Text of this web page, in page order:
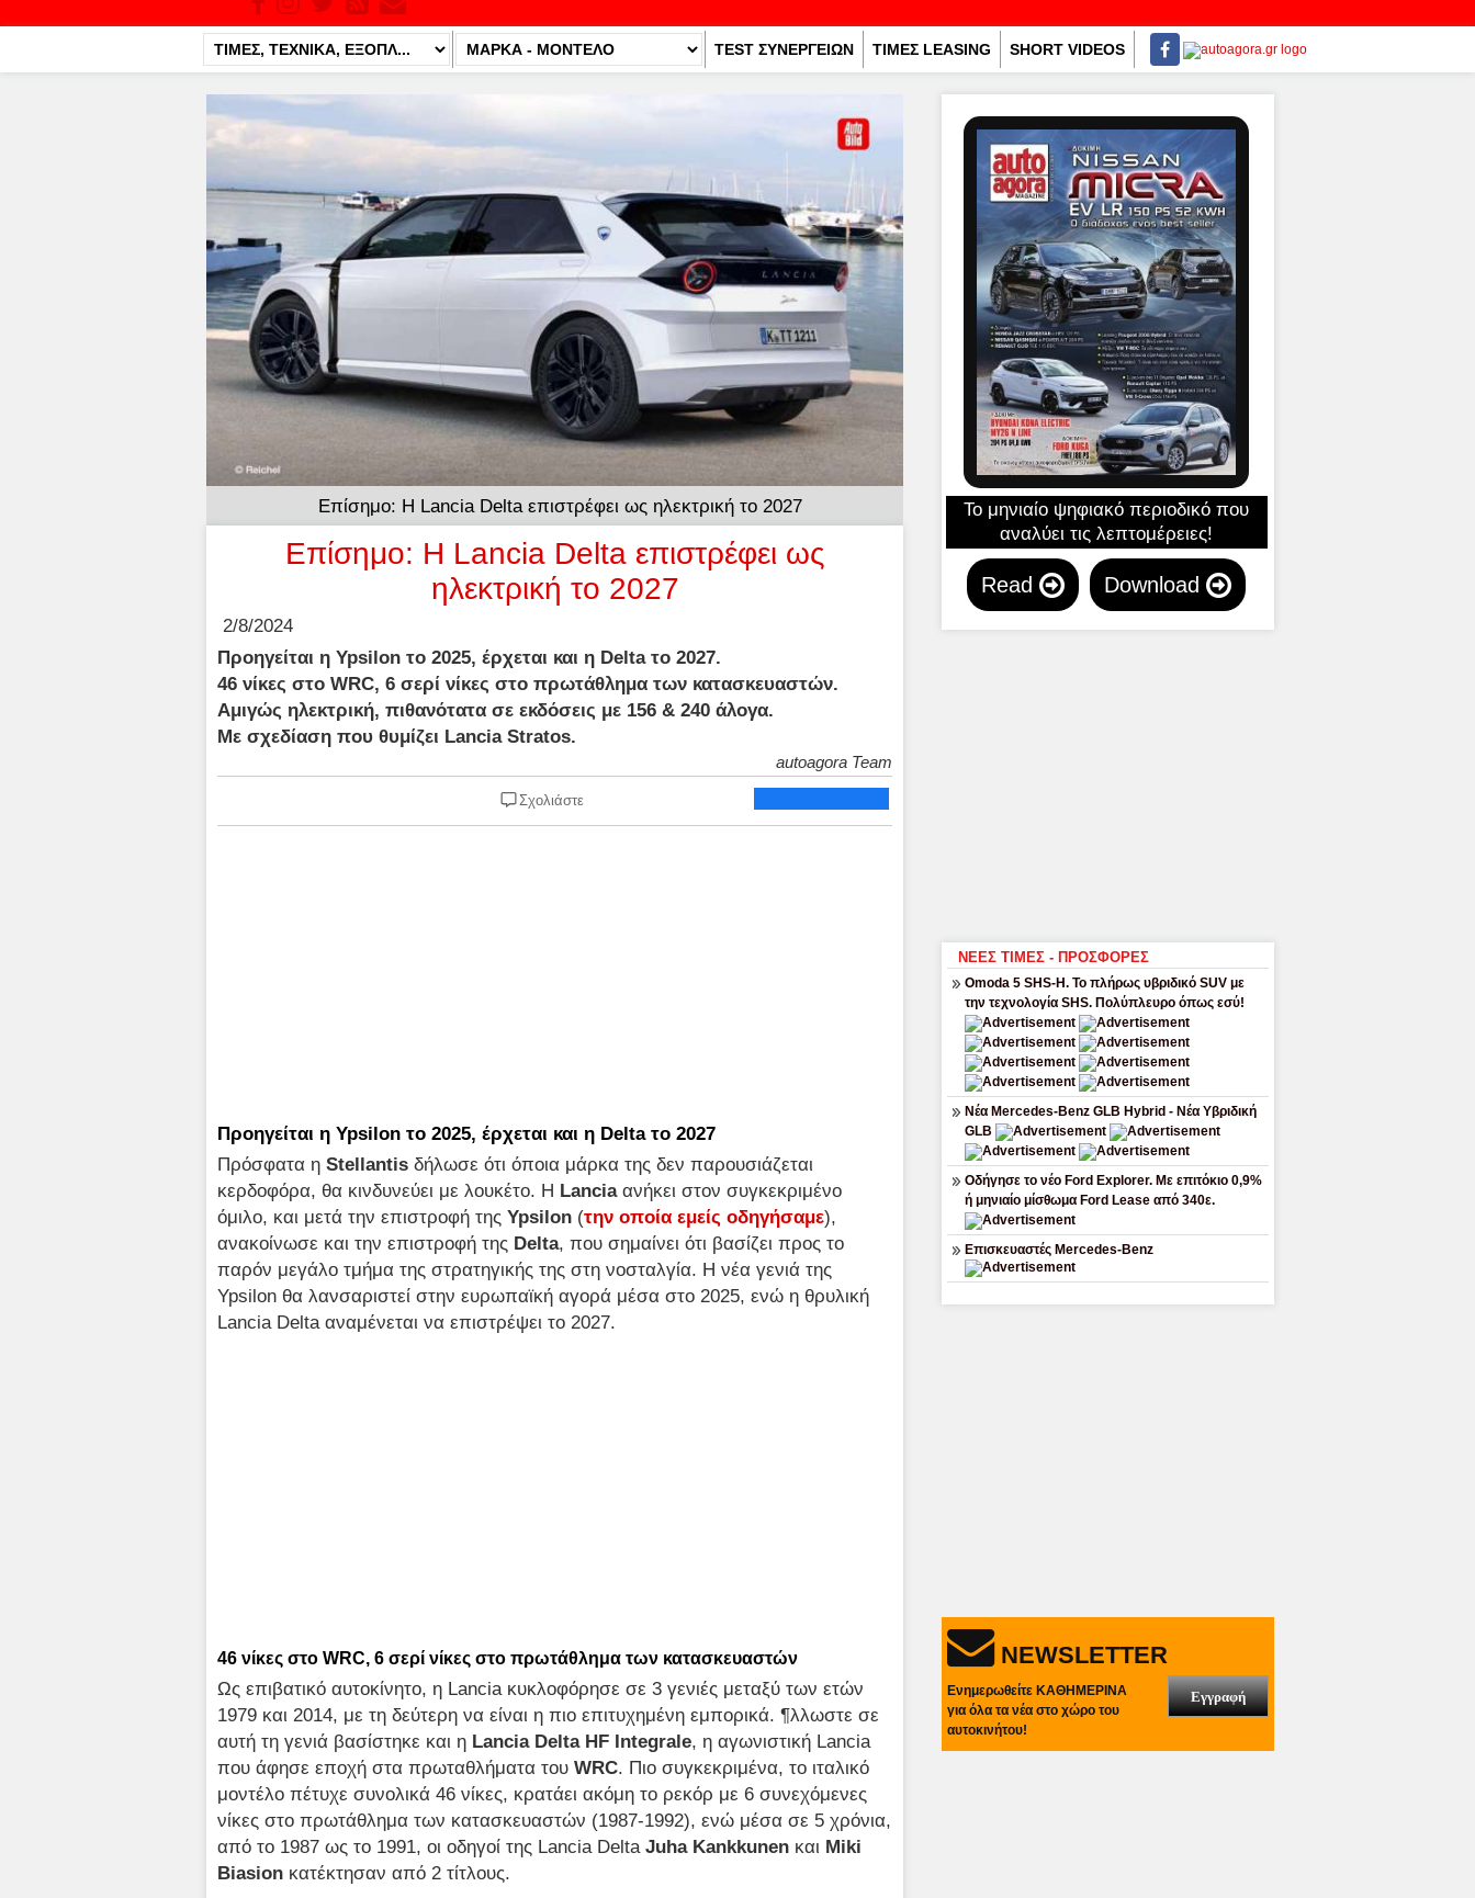
TEST ΣΥΝΕΡΓΕΙΩΝ ΤΙΜΕΣ LEASING SHORT VIDEOS
Επίσημο: Η Lancia Delta επιστρέφει ως ηλεκτρική το 2027
Επίσημο: Η Lancia Delta επιστρέφει ως
ηλεκτρική το 2027
2/8/2024
Προηγείται η Ypsilon το 2025, έρχεται και η Delta το 2027.
46 νίκες στο WRC, 6 σερί νίκες στο πρωτάθλημα των κατασκευαστών.
Αμιγώς ηλεκτρική, πιθανότατα σε εκδόσεις με 156 & 240 άλογα.
Με σχεδίαση που θυμίζει Lancia Stratos.
autoagora Team
Σχολιάστε
Προηγείται η Ypsilon το 2025, έρχεται και η Delta το 2027
Πρόσφατα η Stellantis δήλωσε ότι όποια μάρκα της δεν παρουσιάζεται
κερδοφόρα, θα κινδυνεύει με λουκέτο. Η Lancia ανήκει στον συγκεκριμένο
όμιλο, και μετά την επιστροφή της Ypsilon (την οποία εμείς οδηγήσαμε),
ανακοίνωσε και την επιστροφή της Delta, που σημαίνει ότι βασίζει προς το
παρόν μεγάλο τμήμα της στρατηγικής της στη νοσταλγία. Η νέα γενιά της
Ypsilon θα λανσαριστεί στην ευρωπαϊκή αγορά μέσα στο 2025, ενώ η θρυλική
Lancia Delta αναμένεται να επιστρέψει το 2027.
46 νίκες στο WRC, 6 σερί νίκες στο πρωτάθλημα των κατασκευαστών
Ως επιβατικό αυτοκίνητο, η Lancia κυκλοφόρησε σε 3 γενιές μεταξύ των ετών
1979 και 2014, με τη δεύτερη να είναι η πιο επιτυχημένη εμπορικά. ¶λλωστε σε
αυτή τη γενιά βασίστηκε και η Lancia Delta HF Integrale, η αγωνιστική Lancia
που άφησε εποχή στα πρωταθλήματα του WRC. Πιο συγκεκριμένα, το ιταλικό
μοντέλο πέτυχε συνολικά 46 νίκες, κρατάει ακόμη το ρεκόρ με 6 συνεχόμενες
νίκες στο πρωτάθλημα των κατασκευαστών (1987-1992), ενώ μέσα σε 5 χρόνια,
από το 1987 ως το 1991, οι οδηγοί της Lancia Delta Juha Kankkunen και Miki
Biasion κατέκτησαν από 2 τίτλους.
Το μηνιαίο ψηφιακό περιοδικό που
αναλύει τις λεπτομέρειες!
Read Download
ΝΕΕΣ ΤΙΜΕΣ - ΠΡΟΣΦΟΡΕΣ
Omoda 5 SHS-H. Το πλήρως υβριδικό SUV με
την τεχνολογία SHS. Πολύπλευρο όπως εσύ!
Νέα Mercedes-Benz GLB Hybrid - Νέα Υβριδική
GLB
Οδήγησε το νέο Ford Explorer. Με επιτόκιο 0,9%
ή μηνιαίο μίσθωμα Ford Lease από 340ε.
Επισκευαστές Mercedes-Benz
NEWSLETTER
Ενημερωθείτε ΚΑΘΗΜΕΡΙΝΑ
για όλα τα νέα στο χώρο του
αυτοκινήτου!
Εγγραφή